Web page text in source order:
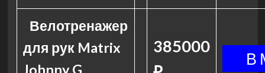
Велотренажер
для рук Matrix
Johnny G
385000